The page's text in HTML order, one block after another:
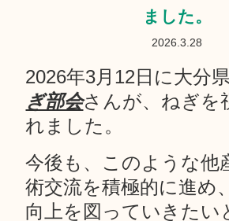
ました。
2026.3.28
2026年3月12日に大分
ぎ部会さんが、ねぎを
れました。
今後も、このような他
術交流を積極的に進め
向上を図っていきたい